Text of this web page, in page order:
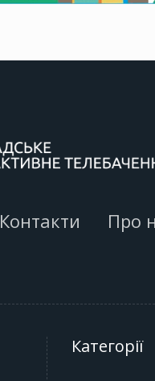
Контакти Про
Категорії